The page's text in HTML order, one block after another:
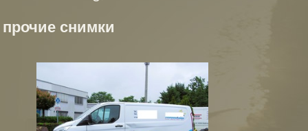
прочие снимки